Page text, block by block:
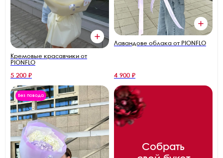
Кремовые красавчики от
PIONFLO
5 200 ₽
Лавандове облака от PIONFLO
4 900 ₽
Без повода
Собрать